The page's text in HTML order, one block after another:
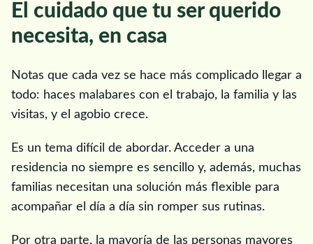
El cuidado que tu ser querido
necesita, en casa
Notas que cada vez se hace más complicado llegar a
todo: haces malabares con el trabajo, la familia y las
visitas, y el agobio crece.
Es un tema difícil de abordar. Acceder a una
residencia no siempre es sencillo y, además, muchas
familias necesitan una solución más flexible para
acompañar el día a día sin romper sus rutinas.
Por otra parte, la mayoría de las personas mayores